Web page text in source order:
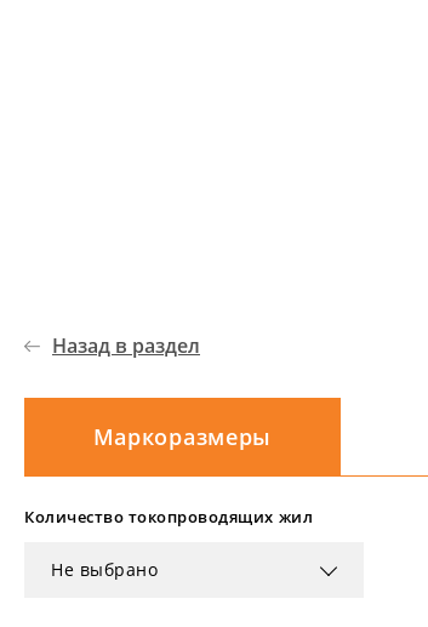
Назад в раздел
Маркоразмеры
Количество токопроводящих жил
Не выбрано